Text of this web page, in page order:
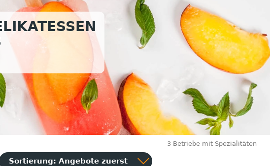
3 Betriebe mit Spezialitäten
Sortierung: Angebote zuerst